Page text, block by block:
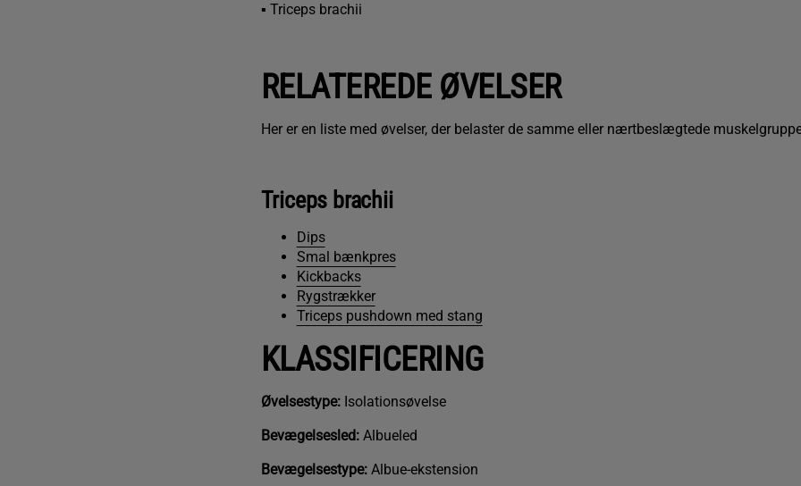
▪ Triceps brachii
RELATEREDE ØVELSER
Her er en liste med øvelser, der belaster de samme eller nærtbeslægtede
Triceps brachii
Dips
Smal bænkpres
Kickbacks
Rygstrækker
Triceps pushdown med stang
KLASSIFICERING
Øvelsestype:Isolationsøvelse
Bevægelsesled:Albueled
Bevægelsestype:Albue-ekstension